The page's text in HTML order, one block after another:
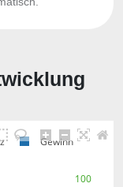
100
Gewinn